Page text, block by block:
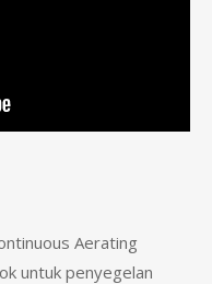
Aerating
untuk penyegelan